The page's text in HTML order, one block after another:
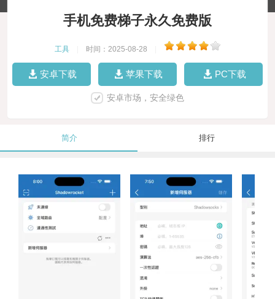
手机免费梯子永久免费版
工具 时间：2025-08-28
安卓下载 苹果下载 PC下载
安卓市场，安全绿色
简介 排行